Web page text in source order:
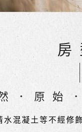
房
．原始
混凝土等不經修